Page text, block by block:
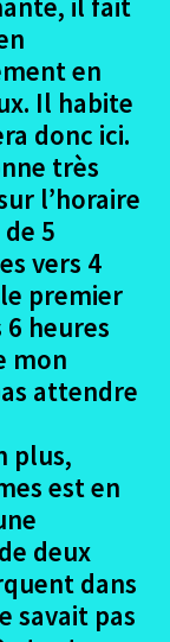
en
Il habite
donc ici.
très
l’horaire
5
vers 4
premier
6 heures
mon
attendre
plus,
est en
deux
dans
savait pas